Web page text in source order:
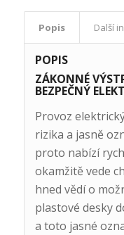
Popis Další
POPIS
ZÁKONNÉ
BEZPEČNÝ
Provoz
rizika a jasně
proto nabízí
okamžitě vede
hned vědí o
plastové desky
a toto jasné